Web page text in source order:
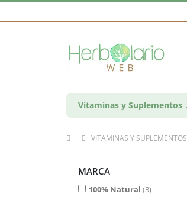
Vitaminas y Suplementos
VITAMINAS Y SUPLEMENTOS
MARCA
100% Natural 3